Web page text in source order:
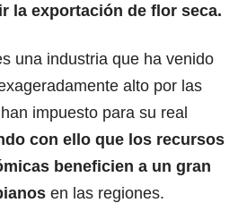
la exportación de flor seca.
una industria que ha venido
alto por las
impuesto para su real
con ello que los recursos
beneficien a un gran
en las regiones.